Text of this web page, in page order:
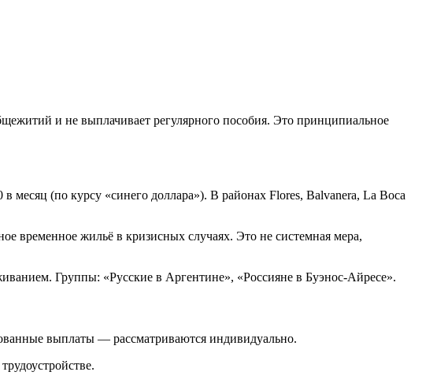
и не выплачивает регулярного пособия. Это принципиальное
(по курсу «синего доллара»). В районах Flores, Balvanera, La Boca
временное жильё в кризисных случаях. Это не системная мера,
Группы: «Русские в Аргентине», «Россияне в Буэнос-Айресе».
выплаты — рассматриваются индивидуально.